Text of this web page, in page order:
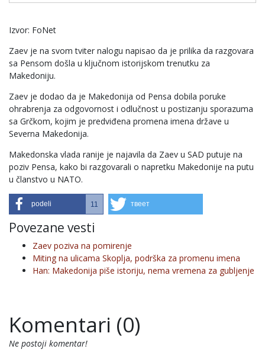
Izvor: FoNet
Zaev je na svom tviter nalogu napisao da je prilika da razgovara
sa Pensom došla u ključnom istorijskom trenutku za
Makedoniju.
Zaev je dodao da je Makedonija od Pensa dobila poruke
ohrabrenja za odgovornost i odlučnost u postizanju sporazuma
sa Grčkom, kojim je predviđena promena imena države u
Severna Makedonija.
Makedonska vlada ranije je najavila da Zaev u SAD putuje na
poziv Pensa, kako bi razgovarali o napretku Makedonije na putu
u članstvo u NATO.
podeli 11 твеет
Povezane vesti
Zaev poziva na pomirenje
Miting na ulicama Skoplja, podrška za promenu imena
Han: Makedonija piše istoriju, nema vremena za gubljenje
Komentari (0)
Ne postoji komentar!